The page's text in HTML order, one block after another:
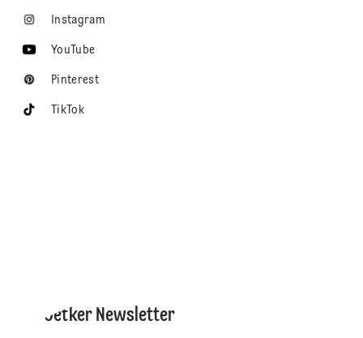
Instagram
YouTube
Pinterest
TikTok
Dr. Oetker Newsletter